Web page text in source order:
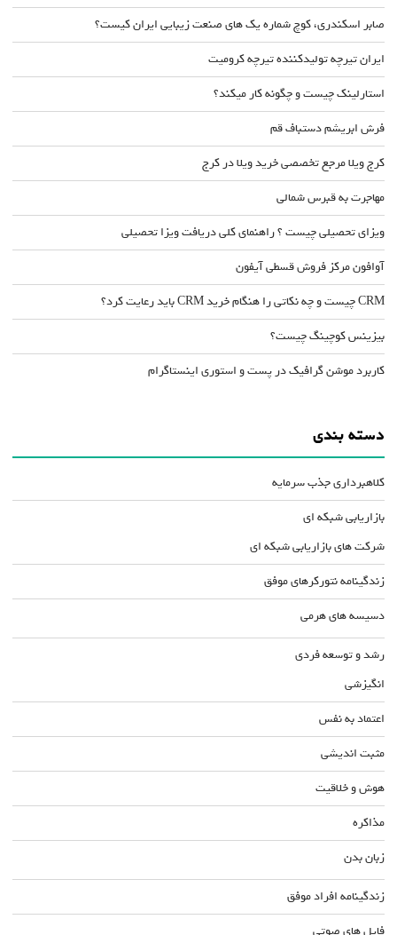
صابر اسکندری، کوچ شماره یک های صنعت زیبایی ایران کیست؟
ایران تیرچه تولیدکننده تیرچه کرومیت
استارلینک چیست و چگونه کار میکند؟
فرش ابریشم دستباف قم
کرج ویلا مرجع تخصصی خرید ویلا در کرج
مهاجرت به قبرس شمالی
ویزای تحصیلی چیست ؟ راهنمای کلی دریافت ویزا تحصیلی
آوافون مرکز فروش قسطی آیفون
CRM چیست و چه نکاتی را هنگام خرید CRM باید رعایت کرد؟
بیزینس کوچینگ چیست؟
کاربرد موشن گرافیک در پست و استوری اینستاگرام
دسته بندی
کلاهبرداری جذب سرمایه
بازاریابی شبکه ای
شرکت های بازاریابی شبکه ای
زندگینامه نتورکرهای موفق
دسیسه های هرمی
رشد و توسعه فردی
انگیزشی
اعتماد به نفس
مثبت اندیشی
هوش و خلاقیت
مذاکره
زبان بدن
زندگینامه افراد موفق
فایل های صوتی